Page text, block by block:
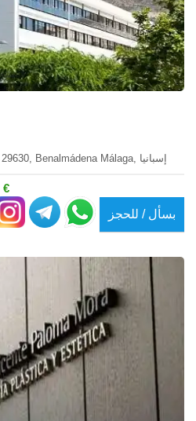
Avenida de los Argonautas s/n, 29630, Benalmádena Málaga, إسبانيا
السعر: من 6200 €
بسأل / للحجز